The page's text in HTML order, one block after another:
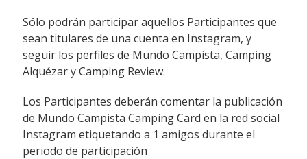
Sólo podrán participar aquellos Participantes que
sean titulares de una cuenta en Instagram, y
seguir los perfiles de Mundo Campista, Camping
Alquézar y Camping Review.
Los Participantes deberán comentar la publicación
de Mundo Campista Camping Card en la red social
Instagram etiquetando a 1 amigos durante el
periodo de participación